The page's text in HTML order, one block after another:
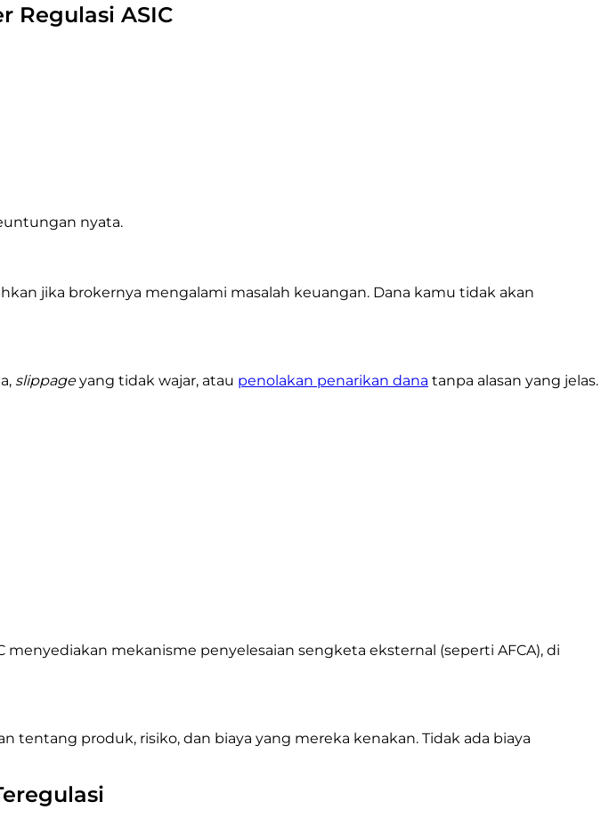
Regulasi ASIC
nyata.
jika brokernya mengalami masalah keuangan. Dana kamu tidak akan
slippageyang tidak wajar, atau penolakan penarikan dana tanpa alasan yang jelas.
mekanisme penyelesaian sengketa eksternal (seperti AFCA), di
tentang produk, risiko, dan biaya yang mereka kenakan. Tidak ada biaya